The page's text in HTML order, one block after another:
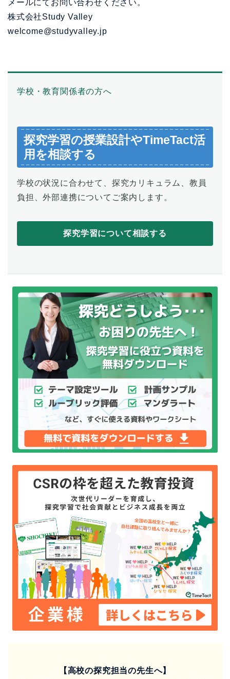
メールにてお問い合わせください。
株式会社Study Valley
welcome@studyvalley.jp
学校・教育関係者の方へ
探究学習の授業設計やTimeTact活
用を相談する
学校の状況に合わせて、探究カリキュラム、教員
負担、外部連携についてご案内します。
探究学習について相談する
【高校の探究担当の先生へ】